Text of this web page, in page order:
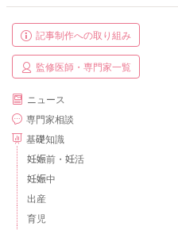
記事制作への取り組み
監修医師・専門家一覧
ニュース
専門家相談
基礎知識
妊娠前・妊活
妊娠中
出産
育児